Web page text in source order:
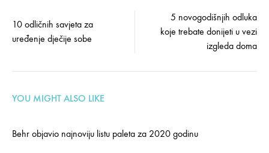
navigation
10 odličnih savjeta za
uređenje dječije sobe
5 novogodišnjih odluka
koje trebate donijeti u vezi
izgleda doma
YOU MIGHT ALSO LIKE
Behr objavio najnoviju listu paleta za 2020 godinu